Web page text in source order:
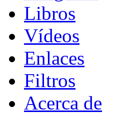
Libros
Vídeos
Enlaces
Filtros
Acerca de